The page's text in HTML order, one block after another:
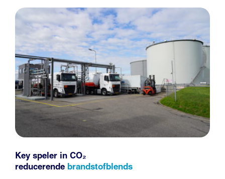
Key speler in CO₂
reducerende brandstofblends